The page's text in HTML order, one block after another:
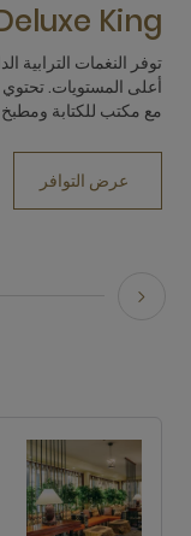
King
توفر النغمات الترابية
أعلى المستويات.
مع مكتب للكتابة
عرض التوافر